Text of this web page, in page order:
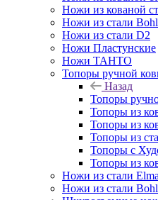
Ножи из кованой
Ножи из стали
Ножи из стали D2
Ножи Пластунские
Ножи ТАНТО
Топоры ручной
Назад
Топоры
Топоры из
Топоры из
Топоры из
Топоры с
Топоры из
Ножи из стали
Ножи из стали